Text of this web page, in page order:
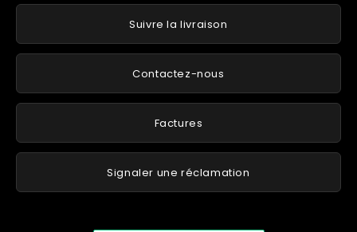
Suivre la livraison
Contactez-nous
Factures
Signaler une réclamation